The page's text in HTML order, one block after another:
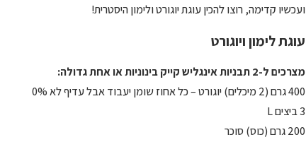
ועכשיו קדימה, רוצו להכין עוגת יוגורט ולימון היסטרית!
עוגת לימון ויוגורט
מצרכים ל-2 תבניות אינגליש קייק בינוניות או אחת גדולה:
400 גרם (2 מיכלים) יוגורט – כל אחוז שומן יעבוד אבל עדיף לא 0%
3 ביצים L
200 גרם (כוס) סוכר